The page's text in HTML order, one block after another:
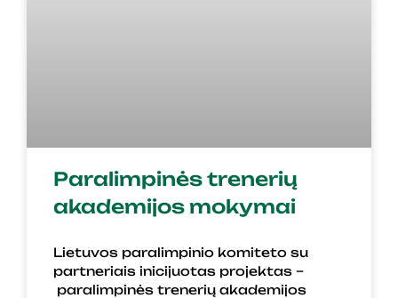
Paralimpinės trenerių
akademijos mokymai
Lietuvos paralimpinio komiteto su
partneriais inicijuotas projektas –
paralimpinės trenerių akademijos